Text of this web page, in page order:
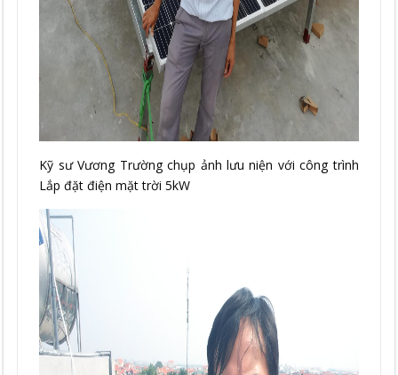
Kỹ sư Vương Trường chụp ảnh lưu niện với công trình
Lắp đặt điện mặt trời 5kW